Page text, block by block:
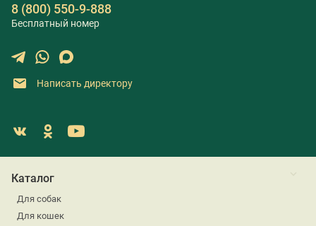
8 (800) 550-9-888
Бесплатный номер
Написать директору
Каталог
Для собак
Для кошек